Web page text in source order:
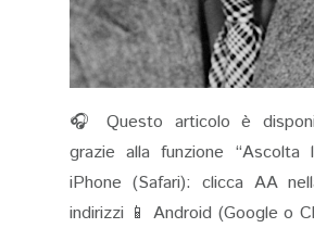
🎧 Questo articolo è
grazie alla funzione “Ascolta
iPhone (Safari): clicca AA
indirizzi 📱 Android (Google o